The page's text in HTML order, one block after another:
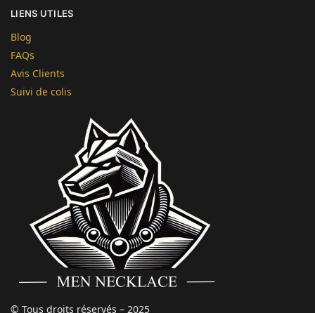
LIENS UTILES
Blog
FAQs
Avis Clients
Suivi de colis
© Tous droits réservés – 2025